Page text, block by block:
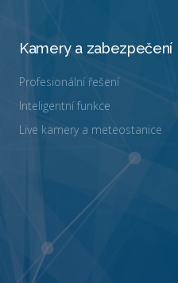
Kamery a zabezpečení
Profesionální řešení
Inteligentní funkce
Live kamery a meteostanice